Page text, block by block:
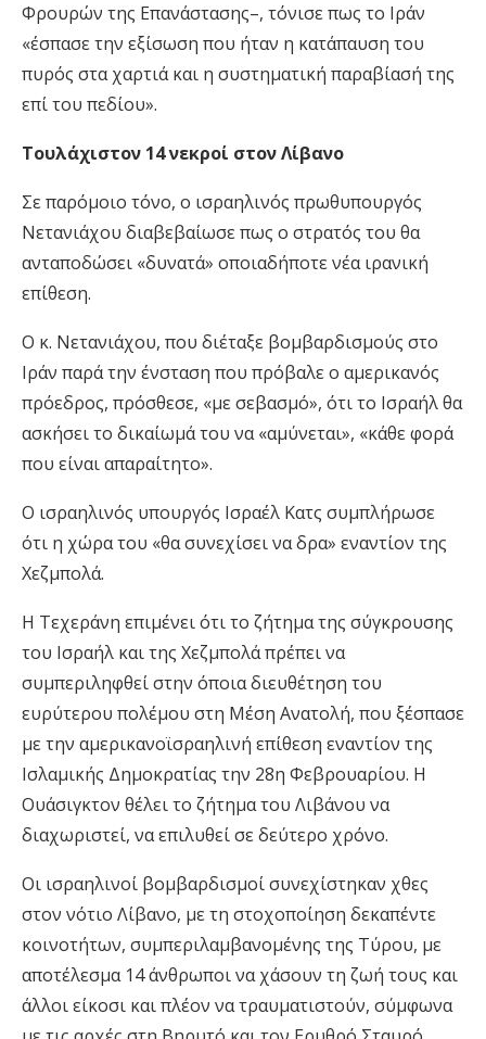
Φρουρών της Επανάστασης–, τόνισε πως το Ιράν
«έσπασε την εξίσωση που ήταν η κατάπαυση του
πυρός στα χαρτιά και η συστηματική παραβίασή της
επί του πεδίου».
Τουλάχιστον 14 νεκροί στον Λίβανο
Σε παρόμοιο τόνο, ο ισραηλινός πρωθυπουργός
Νετανιάχου διαβεβαίωσε πως ο στρατός του θα
ανταποδώσει «δυνατά» οποιαδήποτε νέα ιρανική
επίθεση.
Ο κ. Νετανιάχου, που διέταξε βομβαρδισμούς στο
Ιράν παρά την ένσταση που πρόβαλε ο αμερικανός
πρόεδρος, πρόσθεσε, «με σεβασμό», ότι το Ισραήλ θα
ασκήσει το δικαίωμά του να «αμύνεται», «κάθε φορά
που είναι απαραίτητο».
Ο ισραηλινός υπουργός Ισραέλ Κατς συμπλήρωσε
ότι η χώρα του «θα συνεχίσει να δρα» εναντίον της
Χεζμπολά.
Η Τεχεράνη επιμένει ότι το ζήτημα της σύγκρουσης
του Ισραήλ και της Χεζμπολά πρέπει να
συμπεριληφθεί στην όποια διευθέτηση του
ευρύτερου πολέμου στη Μέση Ανατολή, που ξέσπασε
με την αμερικανοϊσραηλινή επίθεση εναντίον της
Ισλαμικής Δημοκρατίας την 28η Φεβρουαρίου. Η
Ουάσιγκτον θέλει το ζήτημα του Λιβάνου να
διαχωριστεί, να επιλυθεί σε δεύτερο χρόνο.
Οι ισραηλινοί βομβαρδισμοί συνεχίστηκαν χθες
στον νότιο Λίβανο, με τη στοχοποίηση δεκαπέντε
κοινοτήτων, συμπεριλαμβανομένης της Τύρου, με
αποτέλεσμα 14 άνθρωποι να χάσουν τη ζωή τους και
άλλοι είκοσι και πλέον να τραυματιστούν, σύμφωνα